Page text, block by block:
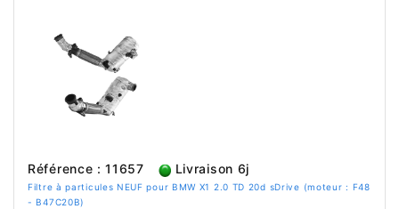
Référence : 11657 Livraison 6j
Filtre à particules NEUF pour BMW X1 2.0 TD 20d sDrive (moteur : F48
- B47C20B)